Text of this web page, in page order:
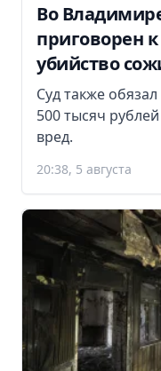
Во
приговорен
убийство
Суд также
500 тысяч
вред.
20:38, 5 августа